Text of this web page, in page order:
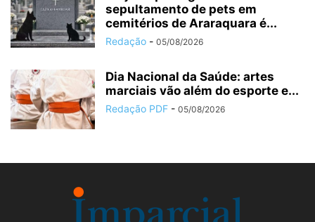
sepultamento de pets em
cemitérios de Araraquara é...
Redação - 05/08/2026
Dia Nacional da Saúde: artes
marciais vão além do esporte e...
Redação PDF - 05/08/2026